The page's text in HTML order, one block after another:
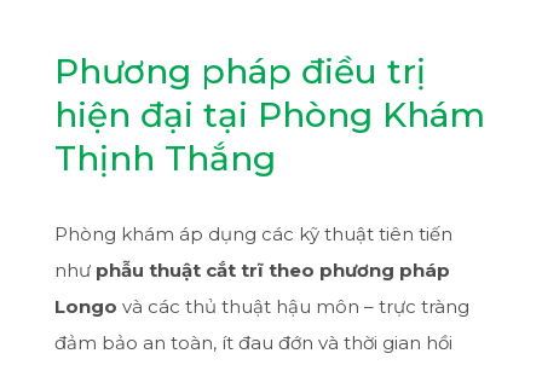
Phương pháp điều trị
hiện đại tại Phòng Khám
Thịnh Thắng
Phòng khám áp dụng các kỹ thuật tiên tiến
như phẫu thuật cắt trĩ theo phương pháp
Longo và các thủ thuật hậu môn – trực tràng
đảm bảo an toàn, ít đau đớn và thời gian hồi